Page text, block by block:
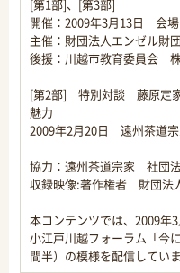
[第1部]、[第3部]
開催：2009年3月13日 会場
主催：財団法人エンゼル財
後援：川越市教育委員会 株
[第2部] 特別対談 藤原定家
魅力
2009年2月20日 遠州茶道
協力：遠州茶道宗家 社団
収録映像:著作権者 財団法
本コンテンツでは、2009年
小江戸川越フォーラム「今
間半）の模様を配信していま